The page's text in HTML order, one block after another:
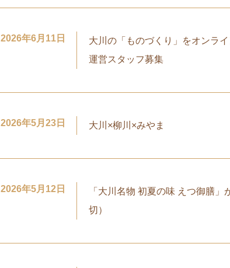
2026年6月11日
大川の「ものづくり」をオンラ
運営スタッフ募集
2026年5月23日 大川×柳川×みやま
2026年5月12日
「大川名物 初夏の味 えつ御膳
切）